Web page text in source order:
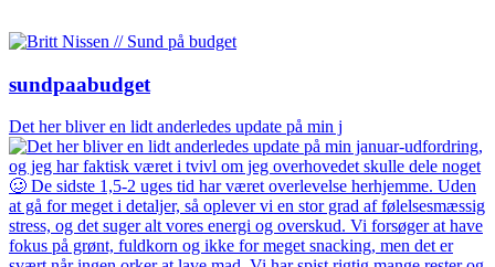
sundpaabudget
Det her bliver en lidt anderledes update på min j